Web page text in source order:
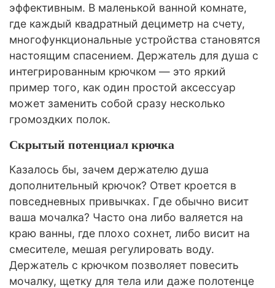
эффективным. В маленькой ванной комнате,
где каждый квадратный дециметр на счету,
многофункциональные устройства становятся
настоящим спасением. Держатель для душа с
интегрированным крючком — это яркий
пример того, как один простой аксессуар
может заменить собой сразу несколько
громоздких полок.
Скрытый потенциал крючка
Казалось бы, зачем держателю душа
дополнительный крючок? Ответ кроется в
повседневных привычках. Где обычно висит
ваша мочалка? Часто она либо валяется на
краю ванны, где плохо сохнет, либо висит на
смесителе, мешая регулировать воду.
Держатель с крючком позволяет повесить
мочалку, щетку для тела или даже полотенце